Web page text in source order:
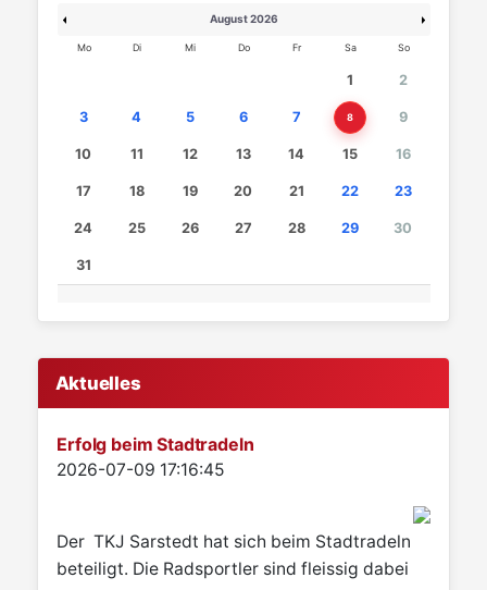
August 2026
Mo Di Mi Do Fr Sa So
1 2
3 4 5 6 7 8 9
10 11 12 13 14 15 16
17 18 19 20 21 22 23
24 25 26 27 28 29 30
31
Aktuelles
Erfolg beim Stadtradeln
Details
2026-07-09 17:16:45
Der TKJ Sarstedt hat sich beim Stadtradeln
beteiligt. Die Radsportler sind fleissig dabei